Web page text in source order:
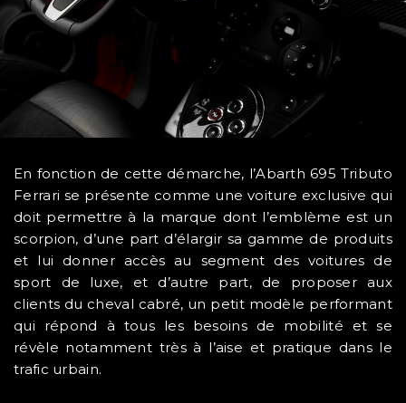
En fonction de cette démarche, l’Abarth 695 Tributo
Ferrari se présente comme une voiture exclusive qui
doit permettre à la marque dont l’emblème est un
scorpion, d’une part d’élargir sa gamme de produits
et lui donner accès au segment des voitures de
sport de luxe, et d’autre part, de proposer aux
clients du cheval cabré, un petit modèle performant
qui répond à tous les besoins de mobilité et se
révèle notamment très à l’aise et pratique dans le
trafic urbain.